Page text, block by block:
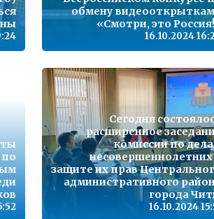
обмену
«Смотри, это
16.10.2024
Сегодня
расширенное
комиссии по
несовершеннолетних
защите их прав
административного
города
16.10.2024